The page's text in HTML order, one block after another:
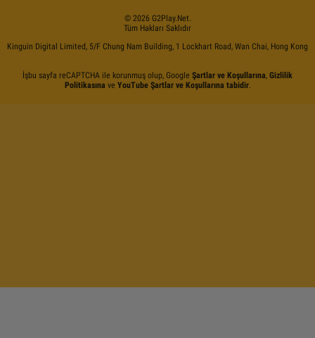
© 2026 G2Play.net.
Tüm Hakları Saklıdır
Kinguin Digital Limited, 5/F Chung Nam Building, 1 Lockhart Road, Wan Chai, Hong Kong
İşbu sayfa reCAPTCHA ile korunmuş olup, Google Şartlar ve Koşullarına, Gizlilik
Politikasına ve YouTube Şartlar ve Koşullarına tabidir.